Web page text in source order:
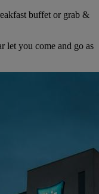
buffet or grab &
let you come and go as